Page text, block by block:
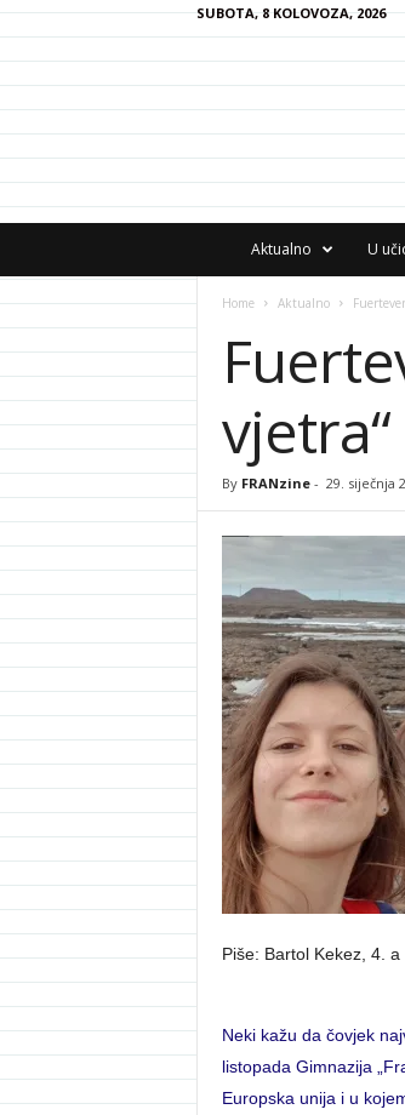
SUBOTA, 8 KOLOVOZA, 2026
A
Aktualno U
Home Aktualno
vjetra“
By FRANzine- 29. siječnja
Piše: Bartol Kekez, 4. a
Neki kažu da čovjek
listopada Gimnazija
Europska unija i u